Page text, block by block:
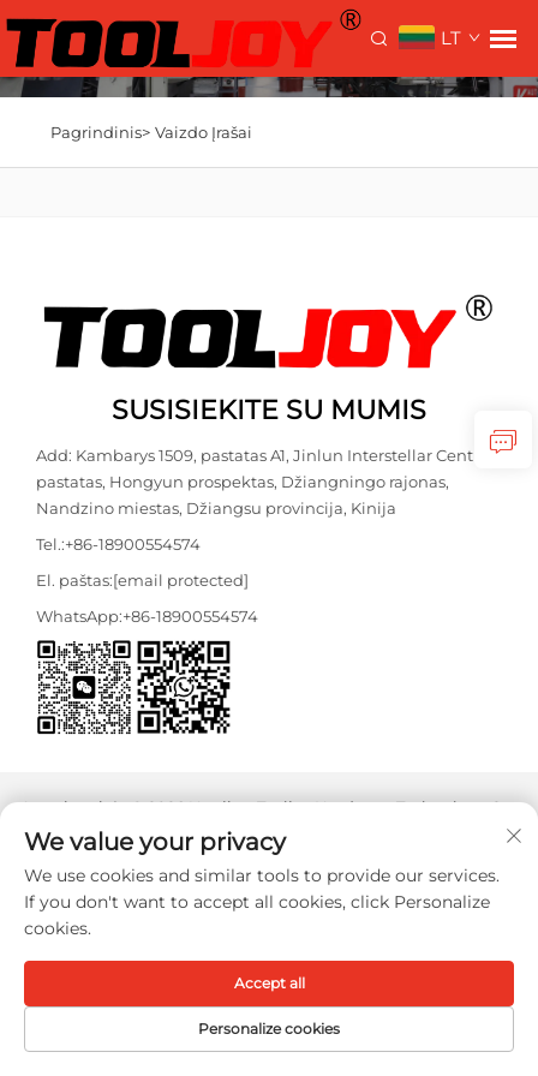
LT
Pagrindinis> Vaizdo Įrašai
SUSISIEKITE SU MUMIS
Add: Kambarys 1509, pastatas A1, Jinlun Interstellar Centro
pastatas, Hongyun prospektas, Džiangningo rajonas,
Nandzino miestas, Džiangsu provincija, Kinija
Tel.:+86-18900554574
El. paštas:[email protected]
WhatsApp:+86-18900554574
Autorių teisės © 2026 Nanjing Tooljoy Hardware Technology Co.,
Ltd. Visos teisės saugomos -
We value your privacy
We use cookies and similar tools to provide our services.
If you don't want to accept all cookies, click Personalize
cookies.
Personalize cookies
Accept all